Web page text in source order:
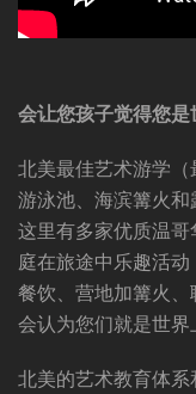
会让您孩子觉得您
北美最佳艺术游学
游泳池、海滨篝火和
这里有多家优质温
庭在旅途中乐趣活
餐饮、营地加篝火
会认为您们就是世界
北美的艺术教育体